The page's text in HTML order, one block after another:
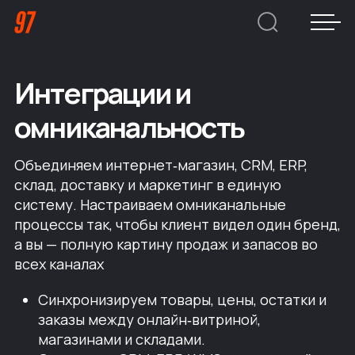
Дмитрий Хоружко
CEO Nineseven
Оставить заявку
Кейсы
Компания
О нас
Преимущества
Услуги
Заказная веб-разработка
Интеграции и
омниканальность
Объединяем интернет‑магазин, CRM, ERP,
склад, доставку и маркетинг в единую
систему. Настраиваем омниканальные
процессы так, чтобы клиент видел один бренд,
а вы — полную картину продаж и запасов во
всех каналах
Синхронизируем товары, цены, остатки и
заказы между онлайн‑витриной,
магазинами и складами.